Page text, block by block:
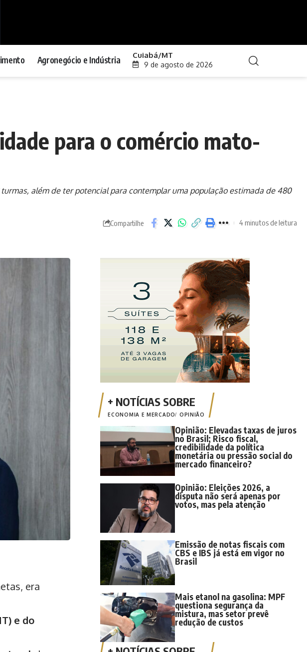
Agronegócio e Indústria Cuiabá/MT
9 de agosto de 2026
para o comércio mato-
além de ter potencial para contemplar uma população estimada de 480
Compartilhe 4 minutos de leitura
era
e do
ECONOMIA E MERCADO OPINIÃO
Opinião: Elevadas taxas de juros
no Brasil; Risco fiscal,
credibilidade da política
monetária ou pressão social do
mercado financeiro?
Opinião: Eleições 2026, a
disputa não será apenas por
votos, mas pela atenção
Emissão de notas fiscais com
CBS e IBS já está em vigor no
Brasil
Mais etanol na gasolina: MPF
questiona segurança da
mistura, mas setor prevê
redução de custos